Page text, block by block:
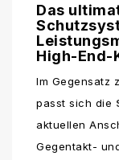
Das
High-End-
Im Gegensatz
passt sich die
aktuellen
Gegentakt-